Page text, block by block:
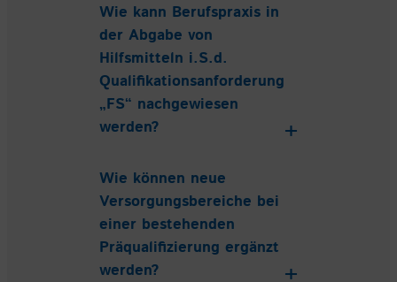
Wie kann Berufspraxis in
der Abgabe von
Hilfsmitteln i.S.d.
Qualifikationsanforderung
„FS“ nachgewiesen
werden?
Wie können neue
Versorgungsbereiche bei
einer bestehenden
Präqualifizierung ergänzt
werden?